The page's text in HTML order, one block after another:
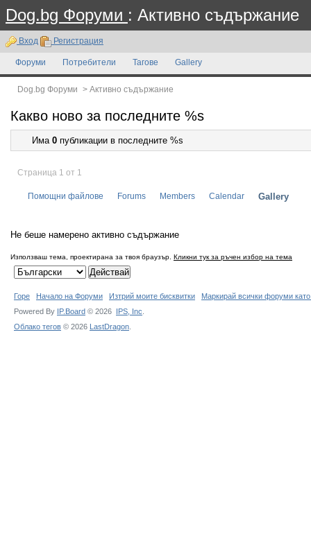
Dog.bg Форуми : Активно съдържание
Вход Регистрация
Форуми Потребители Тагове Gallery
Dog.bg Форуми > Активно съдържание
Какво ново за последните %s
Има 0 публикации в последните %s
Страница 1 от 1
Помощни файлове Forums Members Calendar Gallery
Не беше намерено активно съдържание
Използваш тема, проектирана за твоя браузър. Кликни тук за ръчен избор на тема
Горе Начало на Форуми Изтрий моите бисквитки
Маркирай всички форуми
Powered By IP.Board © 2026 IPS, Inc
Облако тегов © 2026 LastDragon